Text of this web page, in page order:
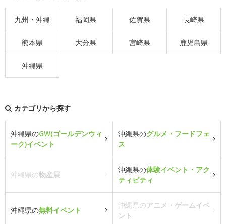
九州・沖縄 福岡県 佐賀県 長崎県
熊本県 大分県 宮崎県 鹿児島県
沖縄県
カテゴリから探す
沖縄県のGW(ゴールデンウィ
ーク)イベント
沖縄県のグルメ・フードフェ
ス
沖縄県の物産展
沖縄県の体験イベント・アク
ティビティ
沖縄県の無料イベント
沖縄県のアニメ・ゲームイベ
ント